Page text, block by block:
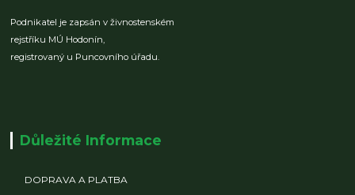
Podnikatel je zapsán v živnostenském
rejstříku MÚ Hodonín,
registrovaný u Puncovního úřadu.
Důležité Informace
DOPRAVA A PLATBA